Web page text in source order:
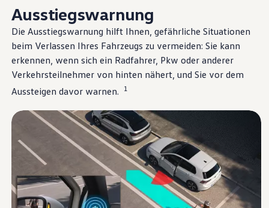
Ausstiegswarnung
Die Ausstiegswarnung hilft Ihnen, gefährliche Situationen
beim Verlassen Ihres Fahrzeugs zu vermeiden: Sie kann
erkennen, wenn sich ein Radfahrer, Pkw oder anderer
Verkehrsteilnehmer von hinten nähert, und Sie vor dem
Aussteigen davor warnen.
1